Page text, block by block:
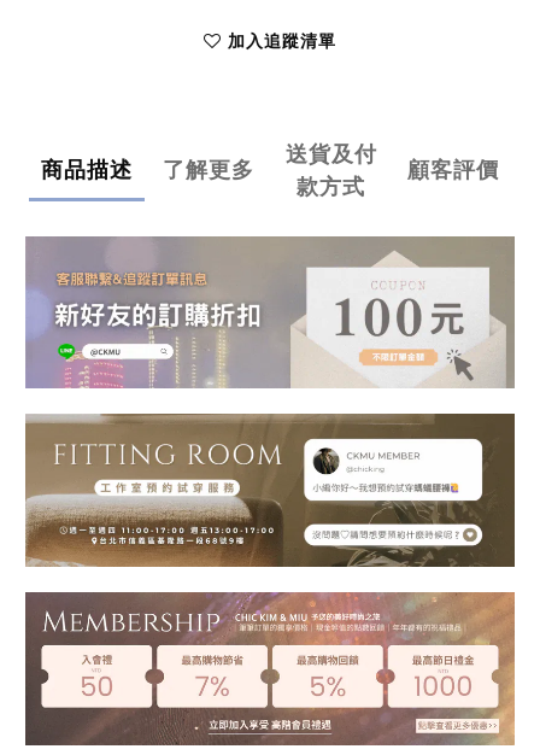
加入追蹤清單
商品描述 了解更多
送貨及付
款方式
顧客評價